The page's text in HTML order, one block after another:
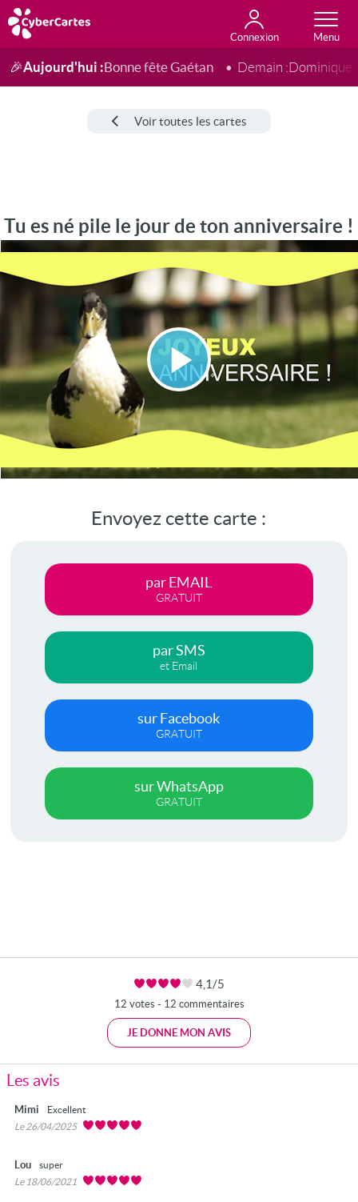
Connexion
Anniversaire
Fête du jour
Amour
Amitié
Merci
Toutes les cartes
🎉Aujourd'hui :Bonne fête Gaétan Demain :Dominique
Voir toutes les cartes
Tu es né pile le jour de ton anniversaire !
Lire
vidéo
Envoyez cette carte :
par EMAIL
GRATUIT
par SMS
et Email
sur Facebook
GRATUIT
sur WhatsApp
GRATUIT
4,1/5
12 votes - 12 commentaires
JE DONNE MON AVIS
Les avis
Mimi
Excellent
Le 26/04/2025
Lou
super
Le 18/06/2021